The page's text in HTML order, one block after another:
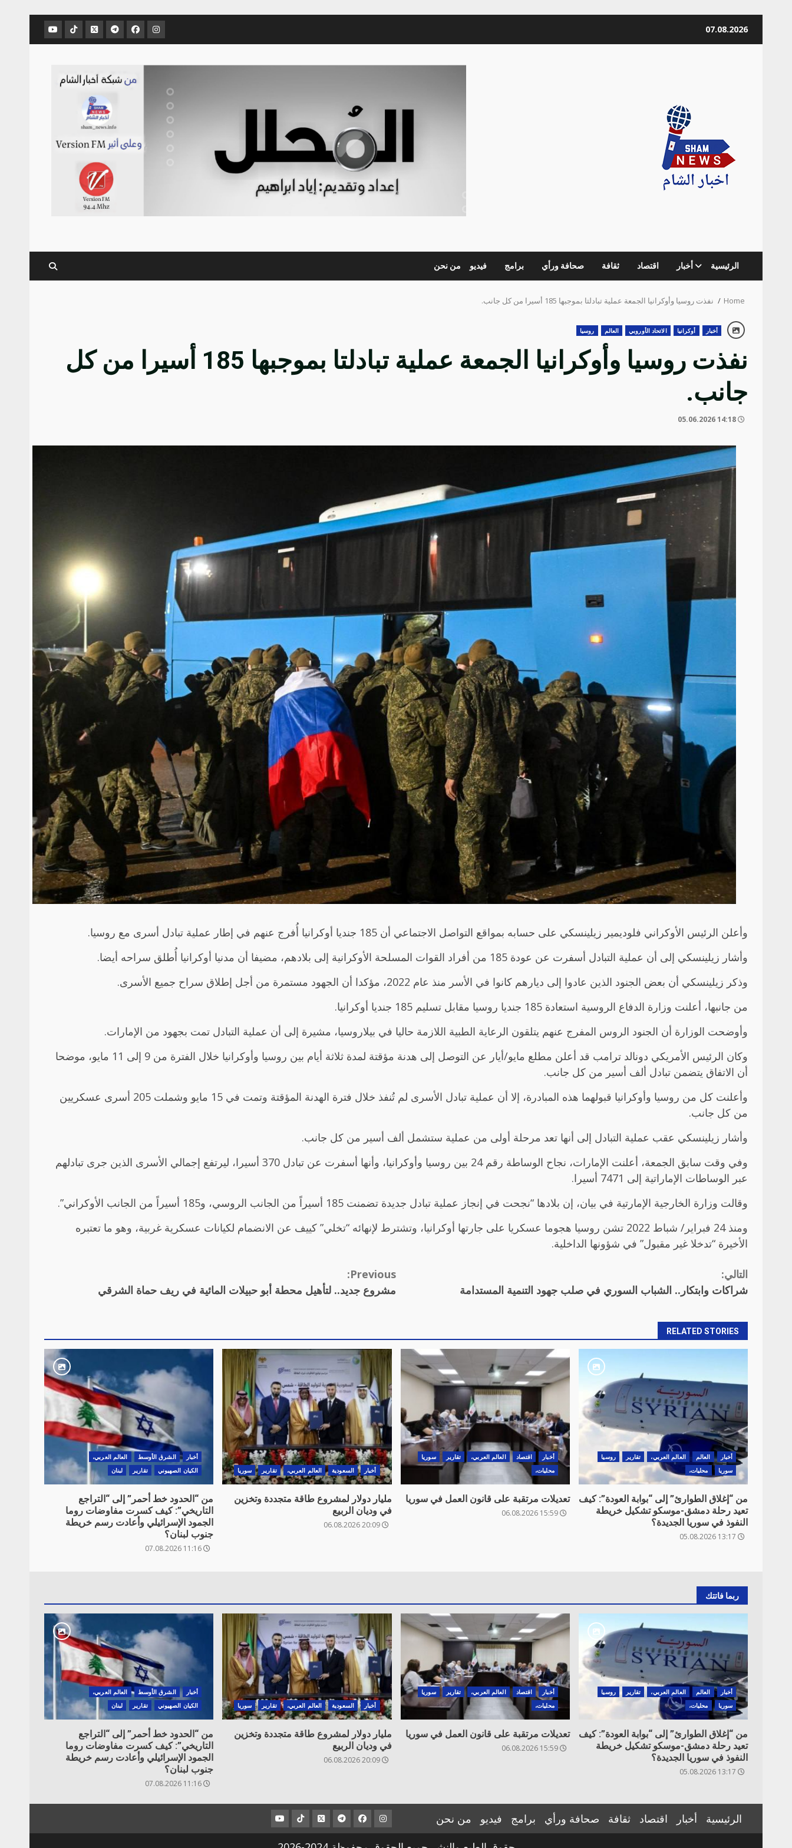
07.08.2026
عنصر
القائمة
عنصر
القائمة
عنصر
القائمة
عنصر
القائمة
عنصر
القائمة
عنصر
القائمة
Sham-news Info
الرئيسية أخبار اقتصاد ثقافة صحافة ورأي برامج فيديو من نحن
Home نفذت روسيا وأوكرانيا الجمعة عملية تبادلتا بموجبها 185 أسيرا من كل جانب.
أخبار أوكرانيا الاتحاد الأوروبي العالم روسيا
نفذت روسيا وأوكرانيا الجمعة عملية تبادلتا بموجبها 185 أسيرا من كل
جانب.
وأعلن الرئيس الأوكراني فلوديمير زيلينسكي على حسابه بمواقع التواصل الاجتماعي أن 185 جنديا أوكرانيا أُفرج عنهم في إطار عملية تبادل أسرى مع روسيا.
وأشار زيلينسكي إلى أن عملية التبادل أسفرت عن عودة 185 من أفراد القوات المسلحة الأوكرانية إلى بلادهم، مضيفا أن مدنيا أوكرانيا أُطلق سراحه أيضا.
وذكر زيلينسكي أن بعض الجنود الذين عادوا إلى ديارهم كانوا في الأسر منذ عام 2022، مؤكدا أن الجهود مستمرة من أجل إطلاق سراح جميع الأسرى.
من جانبها، أعلنت وزارة الدفاع الروسية استعادة 185 جنديا روسيا مقابل تسليم 185 جنديا أوكرانيا.
وأوضحت الوزارة أن الجنود الروس المفرج عنهم يتلقون الرعاية الطبية اللازمة حاليا في بيلاروسيا، مشيرة إلى أن عملية التبادل تمت بجهود من الإمارات.
وكان الرئيس الأمريكي دونالد ترامب قد أعلن مطلع مايو/أيار عن التوصل إلى هدنة مؤقتة لمدة ثلاثة أيام بين روسيا وأوكرانيا خلال الفترة من 9 إلى 11 مايو، موضحا
أن الاتفاق يتضمن تبادل ألف أسير من كل جانب.
وأعلنت كل من روسيا وأوكرانيا قبولهما هذه المبادرة، إلا أن عملية تبادل الأسرى لم تُنفذ خلال فترة الهدنة المؤقتة وتمت في 15 مايو وشملت 205 أسرى عسكريين
من كل جانب.
وأشار زيلينسكي عقب عملية التبادل إلى أنها تعد مرحلة أولى من عملية ستشمل ألف أسير من كل جانب.
وفي وقت سابق الجمعة، أعلنت الإمارات، نجاح الوساطة رقم 24 بين روسيا وأوكرانيا، وأنها أسفرت عن تبادل 370 أسيرا، ليرتفع إجمالي الأسرى الذين جرى تبادلهم
عبر الوساطات الإماراتية إلى 7471 أسيرا.
وقالت وزارة الخارجية الإمارتية في بيان، إن بلادها “نجحت في إنجاز عملية تبادل جديدة تضمنت 185 أسيراً من الجانب الروسي، و185 أسيراً من الجانب الأوكراني”.
ومنذ 24 فبراير/ شباط 2022 تشن روسيا هجوما عسكريا على جارتها أوكرانيا، وتشترط لإنهائه “تخلي” كييف عن الانضمام لكيانات عسكرية غربية، وهو ما تعتبره
الأخيرة “تدخلا غير مقبول” في شؤونها الداخلية.
Continue
Reading
Previous:
مشروع جديد.. لتأهيل محطة أبو حبيلات المائية في ريف حماة الشرقي
التالي:
شراكات وابتكار.. الشباب السوري في صلب جهود التنمية المستدامة
RELATED STORIES
أخبار الشرق الأوسط
العالم العربي،
الكيان الصهيوني
تقارير لبنان
من “الحدود خط أحمر” إلى “التراجع
التاريخي”: كيف كسرت مفاوضات روما
الجمود الإسرائيلي وأعادت رسم خريطة
جنوب لبنان؟
11:16 07.08.2026
أخبار السعودية العالم العربي، تقارير سوريا
مليار دولار لمشروع طاقة متجددة وتخزين
في وديان الربيع
20:09 06.08.2026
أخبار اقتصاد العالم العربي، تقارير
سوريا
محليات،
تعديلات مرتقبة على قانون العمل في سوريا
15:59 06.08.2026
أخبار العالم العالم العربي، تقارير
روسيا
سوريا
محليات،
من “إغلاق الطوارئ” إلى “بوابة العودة”: كيف
تعيد رحلة دمشق-موسكو تشكيل خريطة
النفوذ في سوريا الجديدة؟
ربما فاتتك
أخبار الشرق الأوسط
العالم العربي،
الكيان الصهيوني
تقارير لبنان
من “الحدود خط أحمر” إلى “التراجع
التاريخي”: كيف كسرت مفاوضات روما
الجمود الإسرائيلي وأعادت رسم خريطة
جنوب لبنان؟
11:16 07.08.2026
أخبار السعودية العالم العربي، تقارير سوريا
مليار دولار لمشروع طاقة متجددة وتخزين
في وديان الربيع
20:09 06.08.2026
أخبار اقتصاد العالم العربي، تقارير
سوريا
محليات،
تعديلات مرتقبة على قانون العمل في سوريا
15:59 06.08.2026
أخبار العالم العالم العربي، تقارير
روسيا
سوريا
محليات،
من “إغلاق الطوارئ” إلى “بوابة العودة”: كيف
تعيد رحلة دمشق-موسكو تشكيل خريطة
النفوذ في سوريا الجديدة؟
الرئيسية أخبار اقتصاد ثقافة صحافة ورأي برامج فيديو من نحن
عنصر
القائمة
عنصر
القائمة
عنصر
القائمة
عنصر
القائمة
عنصر
القائمة
عنصر
القائمة